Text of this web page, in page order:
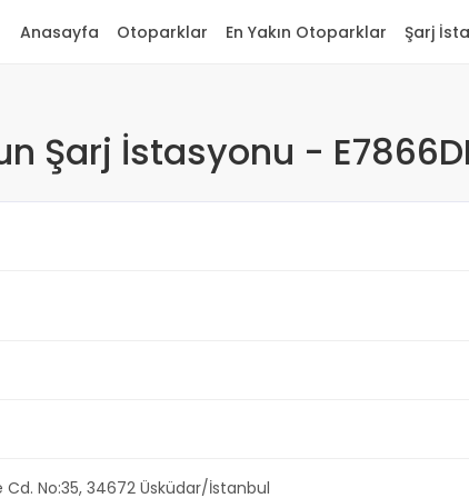
Anasayfa Otoparklar En Yakın Otoparklar Şarj
Şarj İstasyonu -
No:35, 34672 Üsküdar/İstanbul